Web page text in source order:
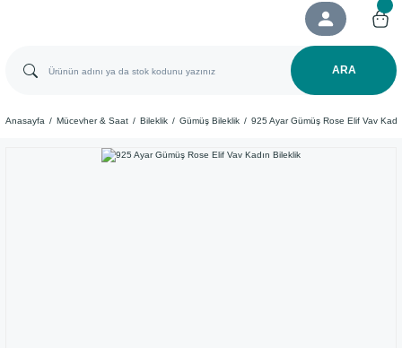
ARA
Anasayfa Mücevher & Saat Bileklik Gümüş Bileklik 925 Ayar Gümüş Rose Elif Vav